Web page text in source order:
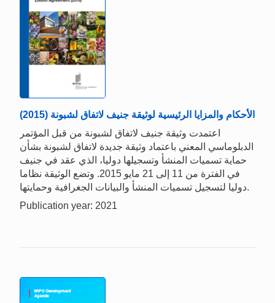
الأحكام والمزايا الرئيسية لوثيقة جنيف لاتفاق لشبونة (2015)
اعتمدت وثيقة جنيف لاتفاق لشبونة من قبل المؤتمر
الدبلوماسي المعني باعتماد وثيقة جديدة لاتفاق لشبونة بشأن
حماية تسميات المنشأ وتسجيلها دوليا، الذي عقد في جنيف
في الفترة من 11 إلى 21 مايو 2015. وتضع الوثيقة نظاما
دوليا لتسجيل تسميات المنشأ والبيانات الجغرافية وحمايتها.
Publication year: 2021